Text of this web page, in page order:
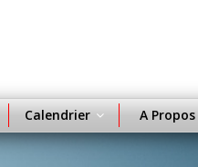
Calendrier A Propos